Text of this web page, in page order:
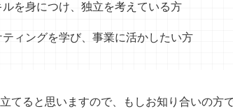
ルを身につけ、独立を考えている方
ティングを学び、事業に活かしたい方
てると思いますので、もしお知り合いの方